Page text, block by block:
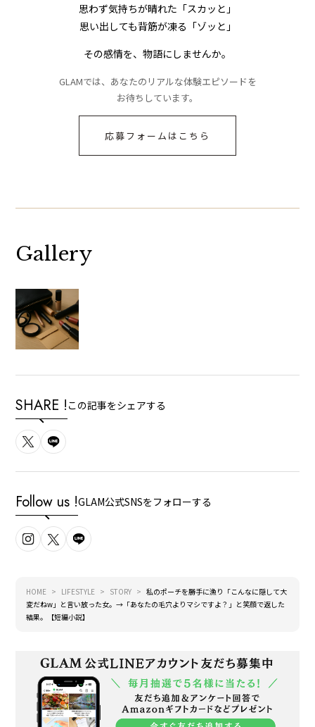
思わず気持ちが晴れた「スカッと」
思い出しても背筋が凍る「ゾッと」
その感情を、物語にしませんか。
GLAMでは、あなたのリアルな体験エピソードを
お待ちしています。
応募フォームはこちら
Gallery
SHARE ! この記事をシェアする
Follow us !GLAM公式SNSをフォローする
HOME LIFESTYLE STORY
私のポーチを勝手に漁り「こんなに隠して大
変だねw」と言い放った女。→「あなたの毛穴よりマシですよ？」と笑顔で返した
結果。【短編小説】